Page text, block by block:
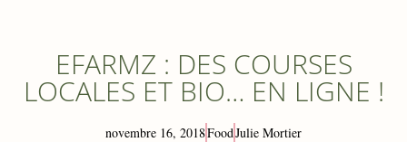
EFARMZ : DES COURSES
LOCALES ET BIO… EN LIGNE !
novembre 16, 2018FoodJulie Mortier